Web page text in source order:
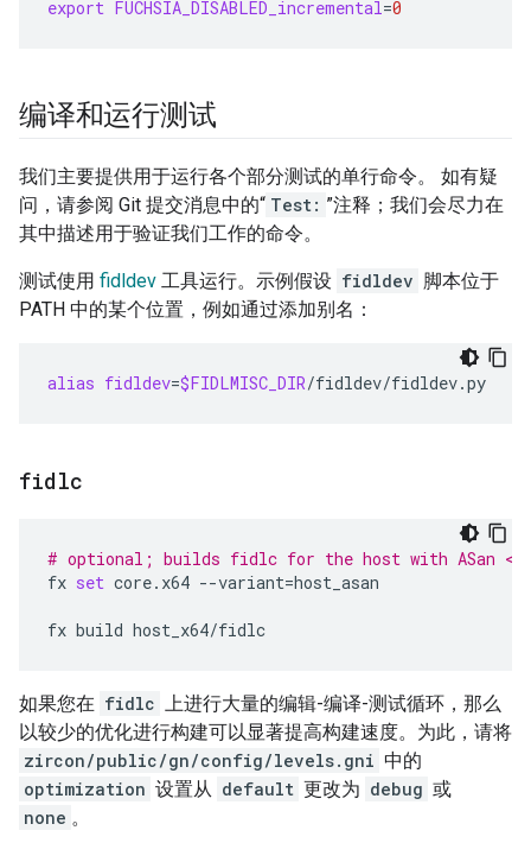
export FUCHSIA_DISABLED_incremental=0
编译和运行测试
我们主要提供用于运行各个部分测试的单行命令。 如有疑
问，请参阅 Git 提交消息中的“ Test: ”注释；我们会尽力在
其中描述用于验证我们工作的命令。
测试使用 fidldev 工具运行。示例假设 fidldev 脚本位于
PATH 中的某个位置，例如通过添加别名：
alias fidldev=$FIDLMISC_DIR
fidlc
# optional; builds fidlc for the host with ASan
fx set core.x64 --variant=host_asan
fx build
如果您在 fidlc 上进行大量的编辑-编译-测试循环，那么
以较少的优化进行构建可以显著提高构建速度。为此，请将
zircon/public/gn/config/levels.gni 中的
optimization 设置从 default 更改为 debug 或
none 。